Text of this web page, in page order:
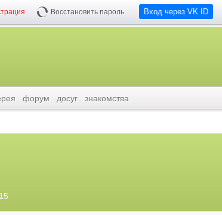
Вход через VK ID
Восстановить пароль
форум досуг знакомства